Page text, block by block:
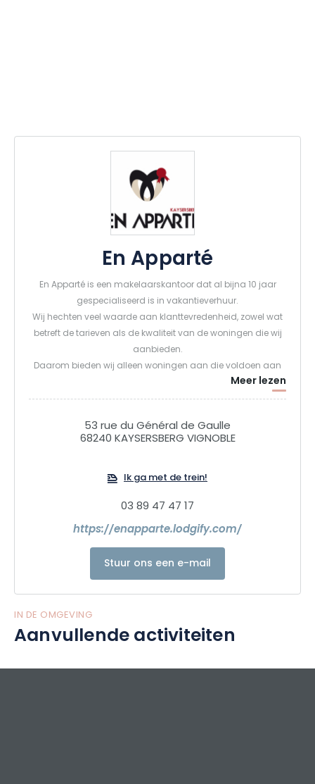
En Apparté
En Apparté is een makelaarskantoor dat al bijna 10 jaar
gespecialiseerd is in vakantieverhuur.
Wij hechten veel waarde aan klanttevredenheid, zowel wat
betreft de tarieven als de kwaliteit van de woningen die wij
aanbieden.
Daarom bieden wij alleen woningen aan die voldoen aan
onze strenge selectiecriteria.Ons team staat tot je
beschikking om ervoor te zorgen dat je verblijf in de beste
Meer lezen
53 rue du Général de Gaulle
68240 KAYSERSBERG VIGNOBLE
Ik ga met de trein!
03 89 47 47 17
https://enapparte.lodgify.com/
Stuur ons een e-mail
IN DE OMGEVING
Aanvullende activiteiten